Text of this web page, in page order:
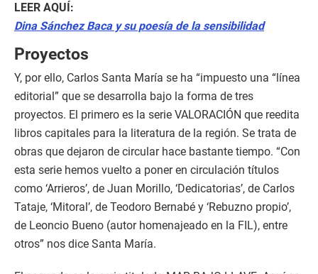
LEER AQUÍ:
Dina Sánchez Baca y su poesía de la sensibilidad
Proyectos
Y, por ello, Carlos Santa María se ha “impuesto una “línea
editorial” que se desarrolla bajo la forma de tres
proyectos. El primero es la serie VALORACIÓN que reedita
libros capitales para la literatura de la región. Se trata de
obras que dejaron de circular hace bastante tiempo. “Con
esta serie hemos vuelto a poner en circulación títulos
como ‘Arrieros’, de Juan Morillo, ‘Dedicatorias’, de Carlos
Tataje, ‘Mitoral’, de Teodoro Bernabé y ‘Rebuzno propio’,
de Leoncio Bueno (autor homenajeado en la FIL), entre
otros” nos dice Santa María.